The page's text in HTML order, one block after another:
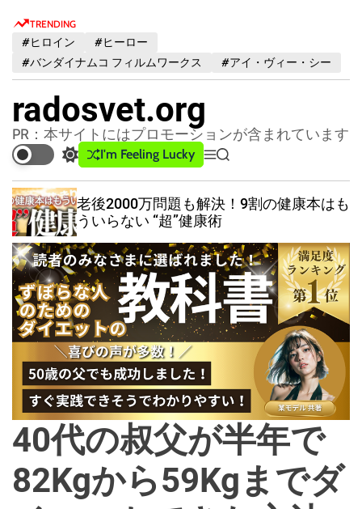
TRENDING
#ヒロイン
#ヒーロー
#バンダイナムコ フィルムワークス
#アイ・ヴィー・シー
radosvet.org
PR：本サイトにはプロモーションが含まれています
S
w
i
t
c
h
c
o
l
o
r
m
d
e
I'm Feeling Lucky
M
e
n
u
S
e
r
h
老後2000万問題も解決！9割の健康本はも
ういらない “超”健康術
40代の叔父が半年で
82Kgから59Kgまでダ